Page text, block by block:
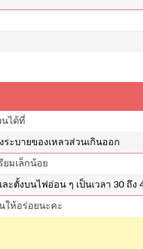
นได้ที่
ะบายของเหลวส่วนเกินออก
ยมเล็กน้อย
ตั้งบนไฟอ่อน ๆ เป็นเวลา 30 ถึง
ให้อร่อยนะคะ